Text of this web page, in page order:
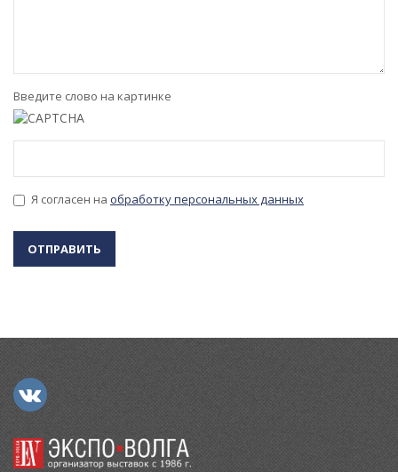
Введите слово на картинке
Я согласен на обработку персональных данных